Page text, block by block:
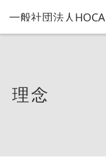
一般社団法人HOCA
理念